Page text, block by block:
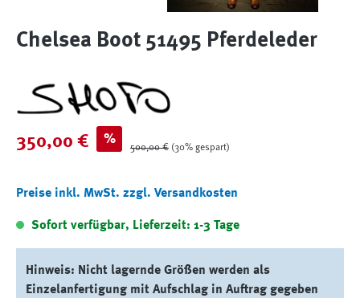
Chelsea Boot 51495 Pferdeleder
Verkaufspreis:
350,00 € %
Regulärer Preis:
500,00 € (30% gespart)
Preise inkl. MwSt. zzgl. Versandkosten
Sofort verfügbar, Lieferzeit: 1-3 Tage
Hinweis: Nicht lagernde Größen werden als
Einzelanfertigung mit Aufschlag in Auftrag gegeben